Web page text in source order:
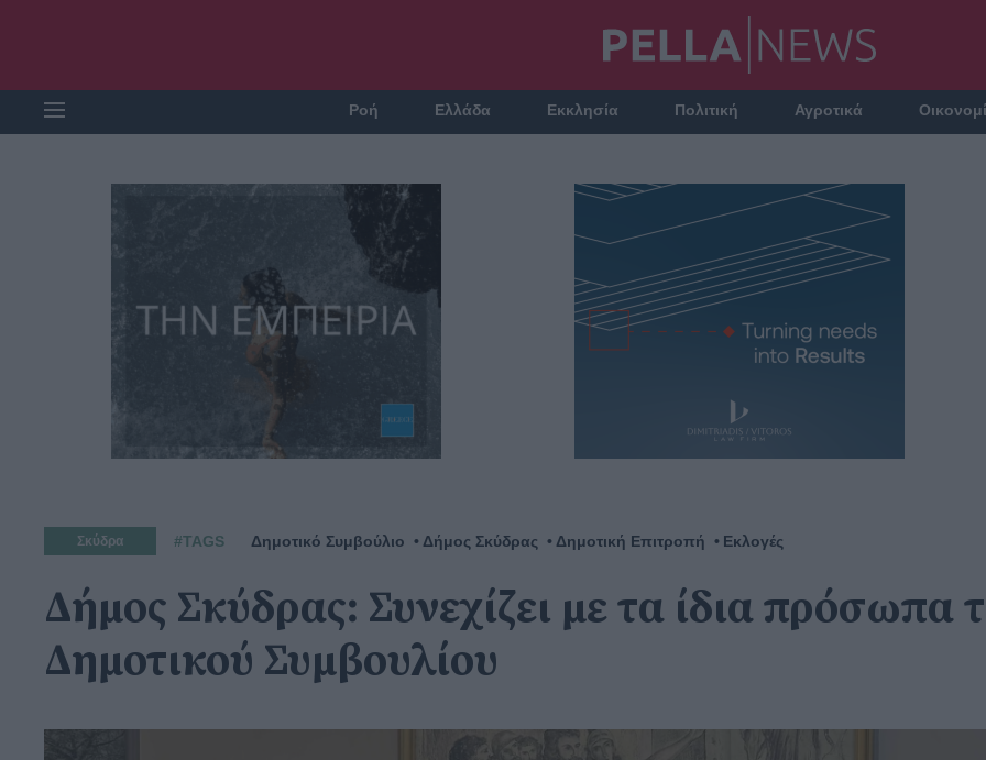
Ροή Ελλάδα Εκκλησία Πολιτική Αγροτικά
Σκύδρα #TAGS Δημοτικό Συμβούλιο Δήμος Σκύδρας Δημοτική Επιτροπή Εκλογές
Δήμος Σκύδρας: Συνεχίζει με τα ίδια πρόσωπα
Δημοτικού Συμβουλίου